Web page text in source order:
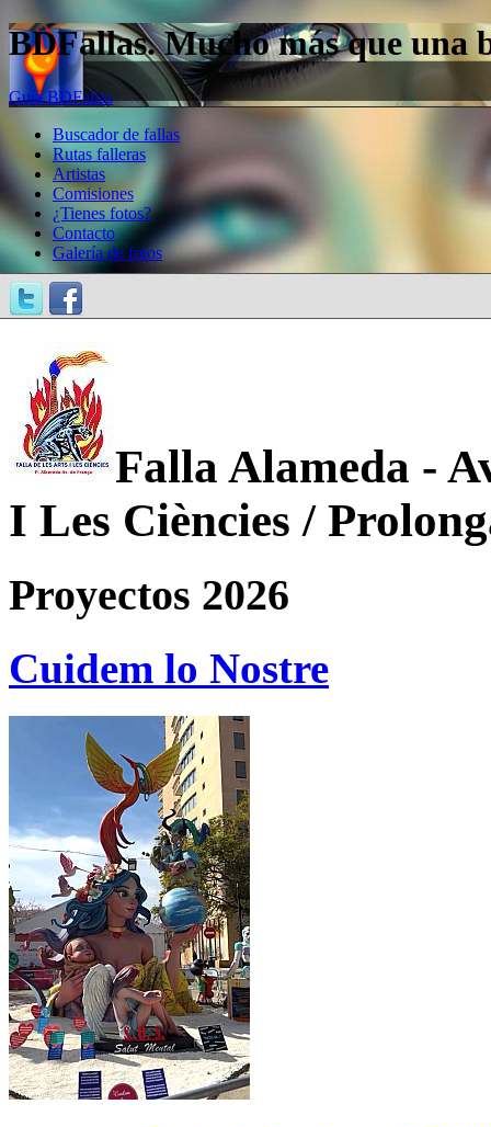
BDFallas. Mucho más que una
Guía BDFallas
Buscador de fallas
Rutas falleras
Artistas
Comisiones
¿Tienes fotos?
Contacto
Galería de fotos
Falla Alameda -
I Les Ciències /
Proyectos 2026
Cuidem lo Nostre